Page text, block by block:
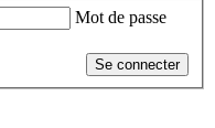
Mot de passe
Se connecter